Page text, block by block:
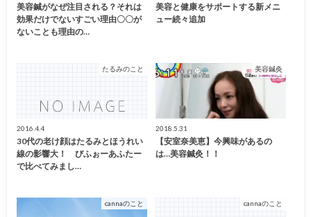
美容鍼がなぜ注目される？それは
効果だけでないすごい理由〇〇が
ないことも理由の…
美容と健康をサポートする新メニ
ュー続々追加
たるみのこと
2016.4.4
30代の老け顔はたるみとほうれい
線の影響大！ びふぉーあふたー
で比べてみまし…
美容鍼灸
2018.5.31
【安室奈美恵】今興味があるの
は…美容鍼灸！！
cannaのこと cannaのこと